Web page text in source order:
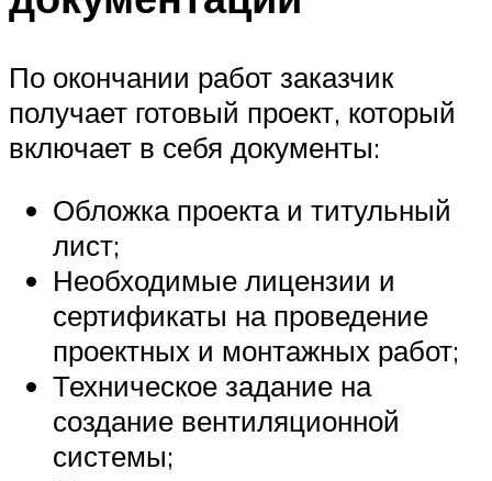
По окончании работ заказчик
получает готовый проект, который
включает в себя документы:
Обложка проекта и титульный
лист;
Необходимые лицензии и
сертификаты на проведение
проектных и монтажных работ;
Техническое задание на
создание вентиляционной
системы;